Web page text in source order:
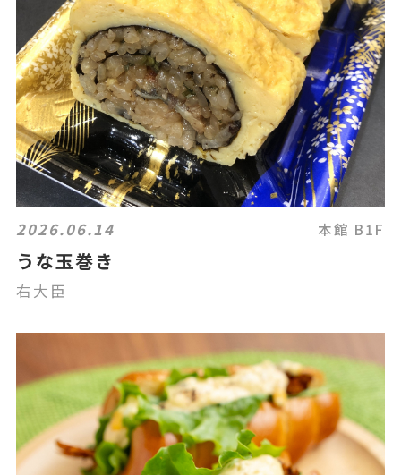
2026.06.14 本館 B1F
うな玉巻き
右大臣